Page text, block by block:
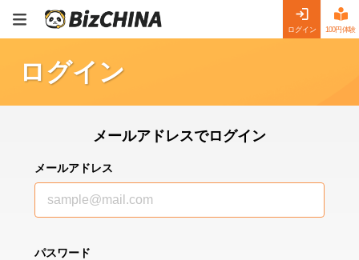
ログイン 100円体験
ログイン
メールアドレスでログイン
メールアドレス
sample@mail.com
パスワード